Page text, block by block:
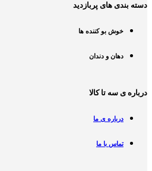
دسته بندی های پربازدید
خوش بو کننده ها
دهان و دندان
درباره ی سه تا کالا
درباره ی ما
تماس با ما